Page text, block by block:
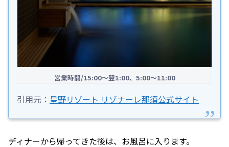
営業時間/15:00～翌1:00、5:00～11:00
引用元： 星野リゾート リゾナーレ那須公式サイト
ディナーから帰ってきた後は、お風呂に入ります。